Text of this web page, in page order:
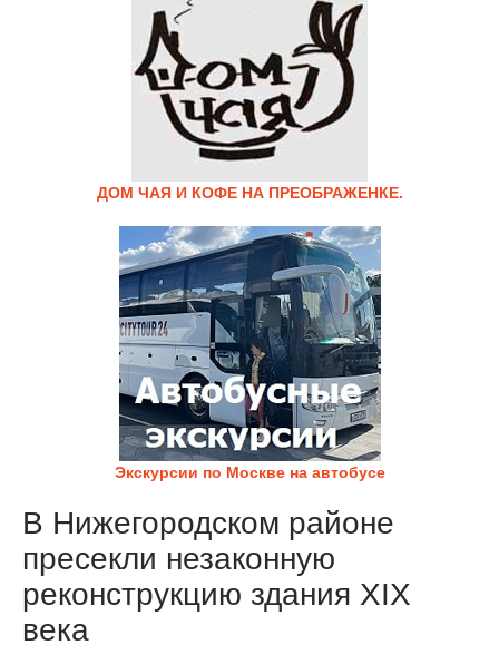
ДОМ ЧАЯ И КОФЕ НА ПРЕОБРАЖЕНКЕ.
Экскурсии по Москве на автобусе
В Нижегородском районе
пресекли незаконную
реконструкцию здания XIX
века